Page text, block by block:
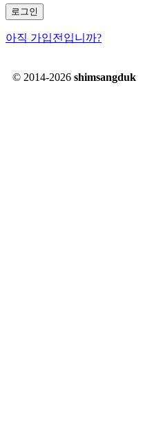
로그인
아직 가입전입니까?
© 2014-2026 shimsangduk